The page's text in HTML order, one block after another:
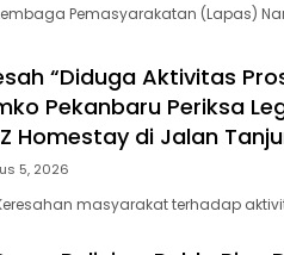
Pemasyarakatan (Lapas)
“Diduga Aktivitas
Pekanbaru Periksa
Homestay di Jalan
5, 2026
masyarakat terhadap